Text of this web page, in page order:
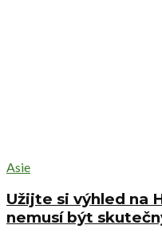
Asie
Užijte si výhled na
nemusí být